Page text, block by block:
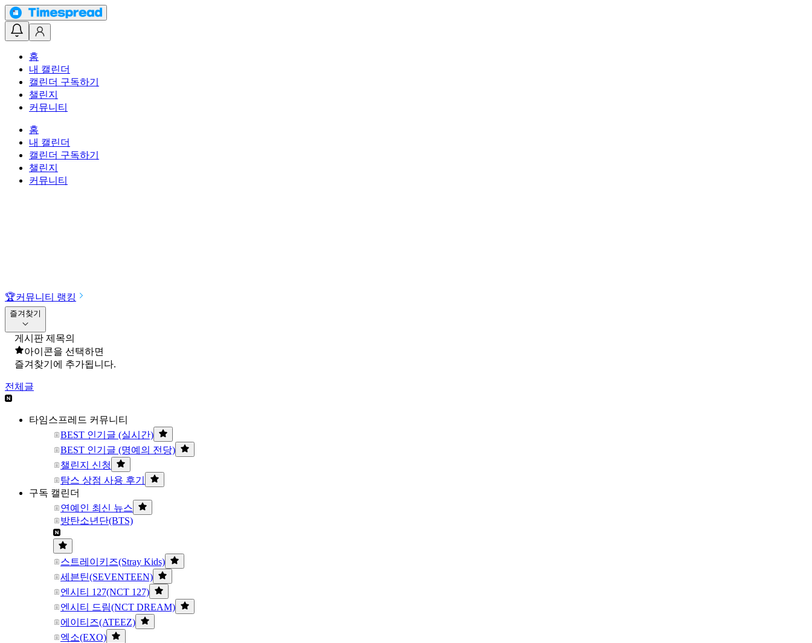
홈
내 캘린더
캘린더 구독하기
챌린지
커뮤니티
홈
내 캘린더
캘린더 구독하기
챌린지
커뮤니티
🏆커뮤니티 랭킹
즐겨찾기
게시판 제목의
아이콘을 선택하면
즐겨찾기에 추가됩니다.
전체글
타임스프레드 커뮤니티
BEST 인기글 (실시간)
BEST 인기글 (명예의 전당)
챌린지 신청
탐스 상점 사용 후기
구독 캘린더
연예인 최신 뉴스
방탄소년단(BTS)
스트레이키즈(Stray Kids)
세븐틴(SEVENTEEN)
엔시티 127(NCT 127)
엔시티 드림(NCT DREAM)
에이티즈(ATEEZ)
엑소(EXO)